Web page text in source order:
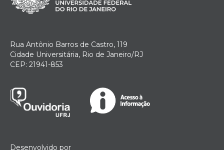
Rua Antônio Barros de Castro, 119
Cidade Universitária, Rio de Janeiro/RJ
CEP: 21941-853
Desenvolvido por